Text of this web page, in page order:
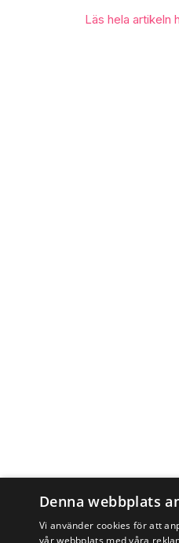
Läs hela artikeln
Denna webbplats
Vi använder cookies för att
vår webbplats med våra